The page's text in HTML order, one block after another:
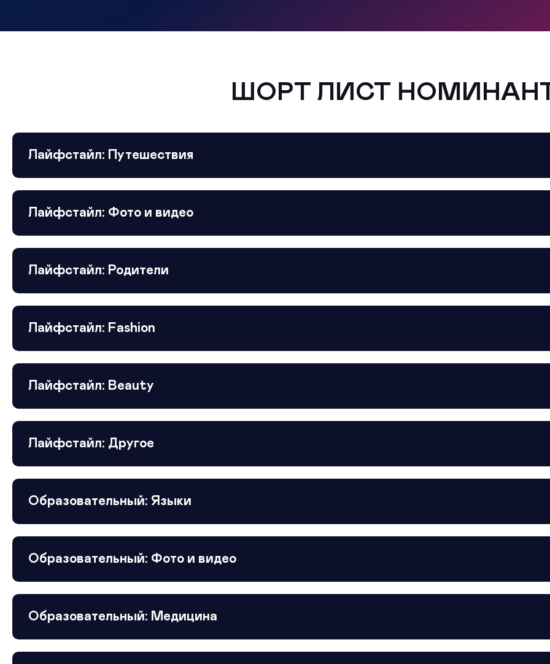
ШОРТ ЛИСТ
Лайфстайл: Путешествия
Лайфстайл: Фото и видео
Лайфстайл: Родители
Лайфстайл: Fashion
Лайфстайл: Beauty
Лайфстайл: Другое
Образовательный: Языки
Образовательный: Фото и видео
Образовательный: Медицина